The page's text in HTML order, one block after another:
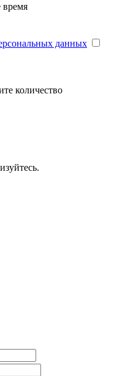
время
данных
количество